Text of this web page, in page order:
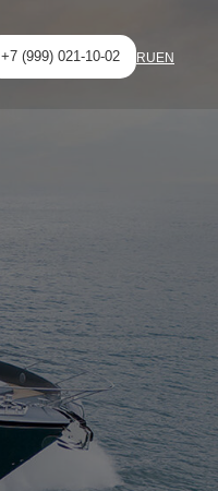
+7 (999) 021-10-02 RU EN